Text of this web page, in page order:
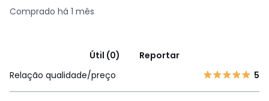
Comprado há 1 mês
Útil (0)
Reportar
Relação qualidade/preço
5